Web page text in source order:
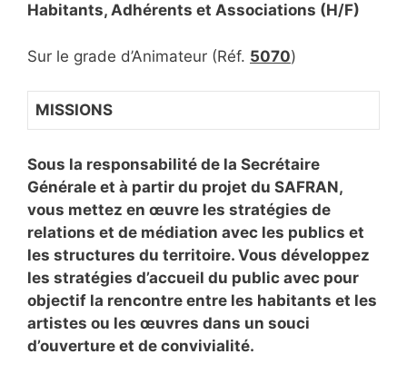
Habitants, Adhérents et Associations (H/F)
Sur le grade d’Animateur (Réf. 5070)
MISSIONS
Sous la responsabilité de la Secrétaire
Générale et à partir du projet du SAFRAN,
vous mettez en œuvre les stratégies de
relations et de médiation avec les publics et
les structures du territoire. Vous développez
les stratégies d’accueil du public avec pour
objectif la rencontre entre les habitants et les
artistes ou les œuvres dans un souci
d’ouverture et de convivialité.